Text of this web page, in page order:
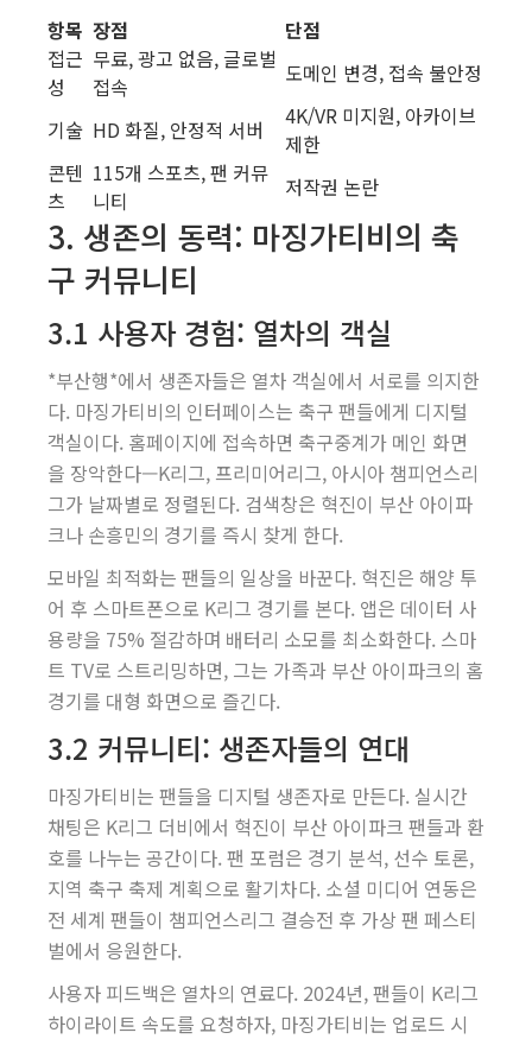
항목 장점
단점
접근
성
무료, 광고 없음, 글로벌
접속
도메인 변경, 접속 불안정
기술 HD 화질, 안정적 서버
4K/VR 미지원, 아카이브
제한
콘텐
츠
115개 스포츠, 팬 커뮤
니티
저작권 논란
3. 생존의 동력: 마징가티비의 축
구 커뮤니티
3.1 사용자 경험: 열차의 객실
*부산행*에서 생존자들은 열차 객실에서 서로를 의지한
다. 마징가티비의 인터페이스는 축구 팬들에게 디지털
객실이다. 홈페이지에 접속하면 축구중계가 메인 화면
을 장악한다—K리그, 프리미어리그, 아시아 챔피언스리
그가 날짜별로 정렬된다. 검색창은 혁진이 부산 아이파
크나 손흥민의 경기를 즉시 찾게 한다.
모바일 최적화는 팬들의 일상을 바꾼다. 혁진은 해양 투
어 후 스마트폰으로 K리그 경기를 본다. 앱은 데이터 사
용량을 75% 절감하며 배터리 소모를 최소화한다. 스마
트 TV로 스트리밍하면, 그는 가족과 부산 아이파크의 홈
경기를 대형 화면으로 즐긴다.
3.2 커뮤니티: 생존자들의 연대
마징가티비는 팬들을 디지털 생존자로 만든다. 실시간
채팅은 K리그 더비에서 혁진이 부산 아이파크 팬들과 환
호를 나누는 공간이다. 팬 포럼은 경기 분석, 선수 토론,
지역 축구 축제 계획으로 활기차다. 소셜 미디어 연동은
전 세계 팬들이 챔피언스리그 결승전 후 가상 팬 페스티
벌에서 응원한다.
사용자 피드백은 열차의 연료다. 2024년, 팬들이 K리그
하이라이트 속도를 요청하자, 마징가티비는 업로드 시